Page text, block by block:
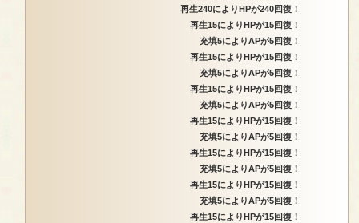
再生240によりHPが240回復！
再生15によりHPが15回復！
充填5によりAPが5回復！
再生15によりHPが15回復！
充填5によりAPが5回復！
再生15によりHPが15回復！
充填5によりAPが5回復！
再生15によりHPが15回復！
充填5によりAPが5回復！
再生15によりHPが15回復！
充填5によりAPが5回復！
再生15によりHPが15回復！
充填5によりAPが5回復！
再生15によりHPが15回復！